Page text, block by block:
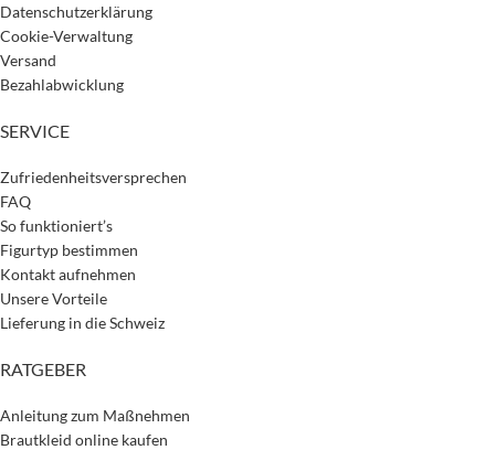
Datenschutzerklärung
Cookie-Verwaltung
Versand
Bezahlabwicklung
SERVICE
Zufriedenheitsversprechen
FAQ
So funktioniert’s
Figurtyp bestimmen
Kontakt aufnehmen
Unsere Vorteile
Lieferung in die Schweiz
RATGEBER
Anleitung zum Maßnehmen
Brautkleid online kaufen